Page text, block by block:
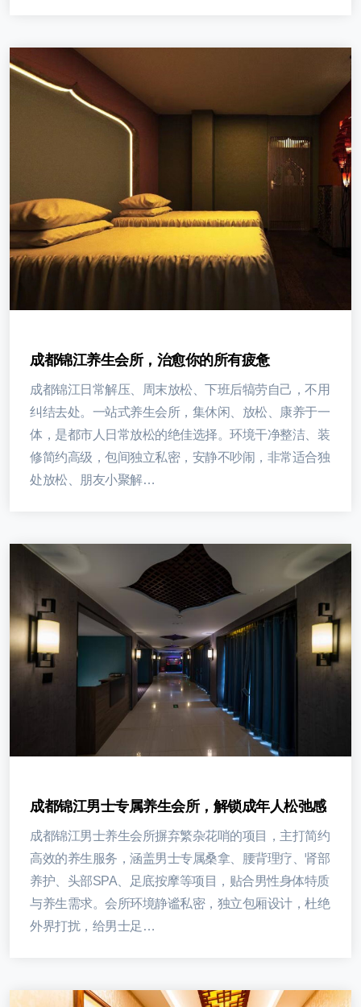
成都锦江养生会所，治愈你的所有疲惫
成都锦江日常解压、周末放松、下班后犒劳自己，不用
纠结去处。一站式养生会所，集休闲、放松、康养于一
体，是都市人日常放松的绝佳选择。环境干净整洁、装
修简约高级，包间独立私密，安静不吵闹，非常适合独
处放松、朋友小聚解…
成都锦江男士专属养生会所，解锁成年人松弛感
成都锦江男士养生会所摒弃繁杂花哨的项目，主打简约
高效的养生服务，涵盖男士专属桑拿、腰背理疗、肾部
养护、头部SPA、足底按摩等项目，贴合男性身体特质
与养生需求。会所环境静谧私密，独立包厢设计，杜绝
外界打扰，给男士足…